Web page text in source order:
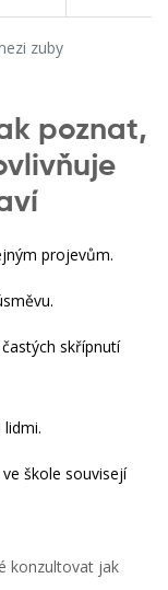
zuby
poznat,
projevům.
skřípnutí
škole souvisejí
konzultovat jak